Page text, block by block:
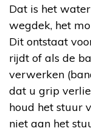
Dat is het
wegdek, het
Dit ontstaat
rijdt of als de
verwerken
dat u grip
houd het stuur
niet aan het